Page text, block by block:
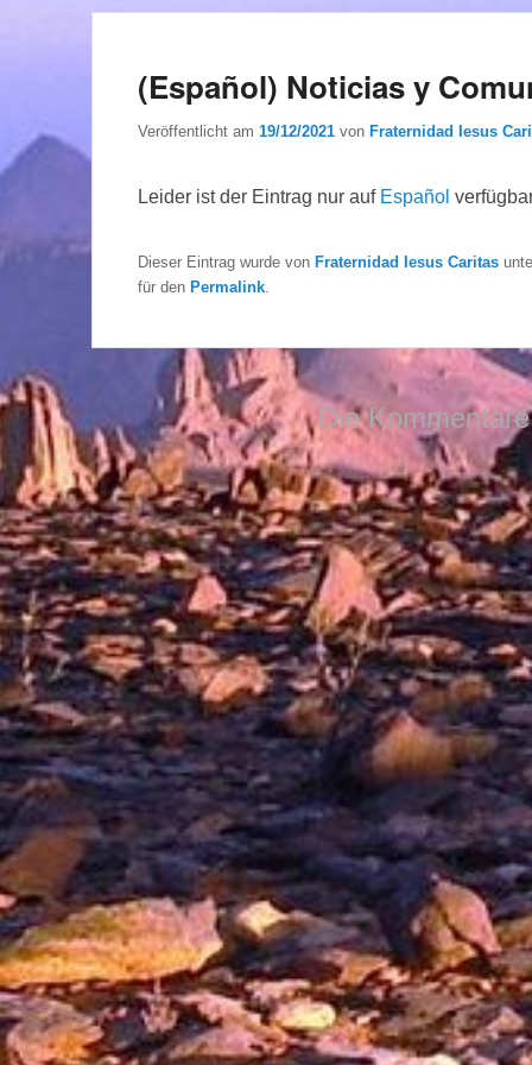
(Español) Noticias y
Veröffentlicht am 19/12/2021 von Fraternidad Iesus
Leider ist der Eintrag nur auf Español
Dieser Eintrag wurde von Fraternidad Iesus Caritas
für den Permalink
Die